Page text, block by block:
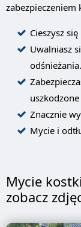
zabezpieczeniem
Cieszysz
Uwalniasz
odśnieżania.
Znacznie
Mycie i
Mycie
zobacz